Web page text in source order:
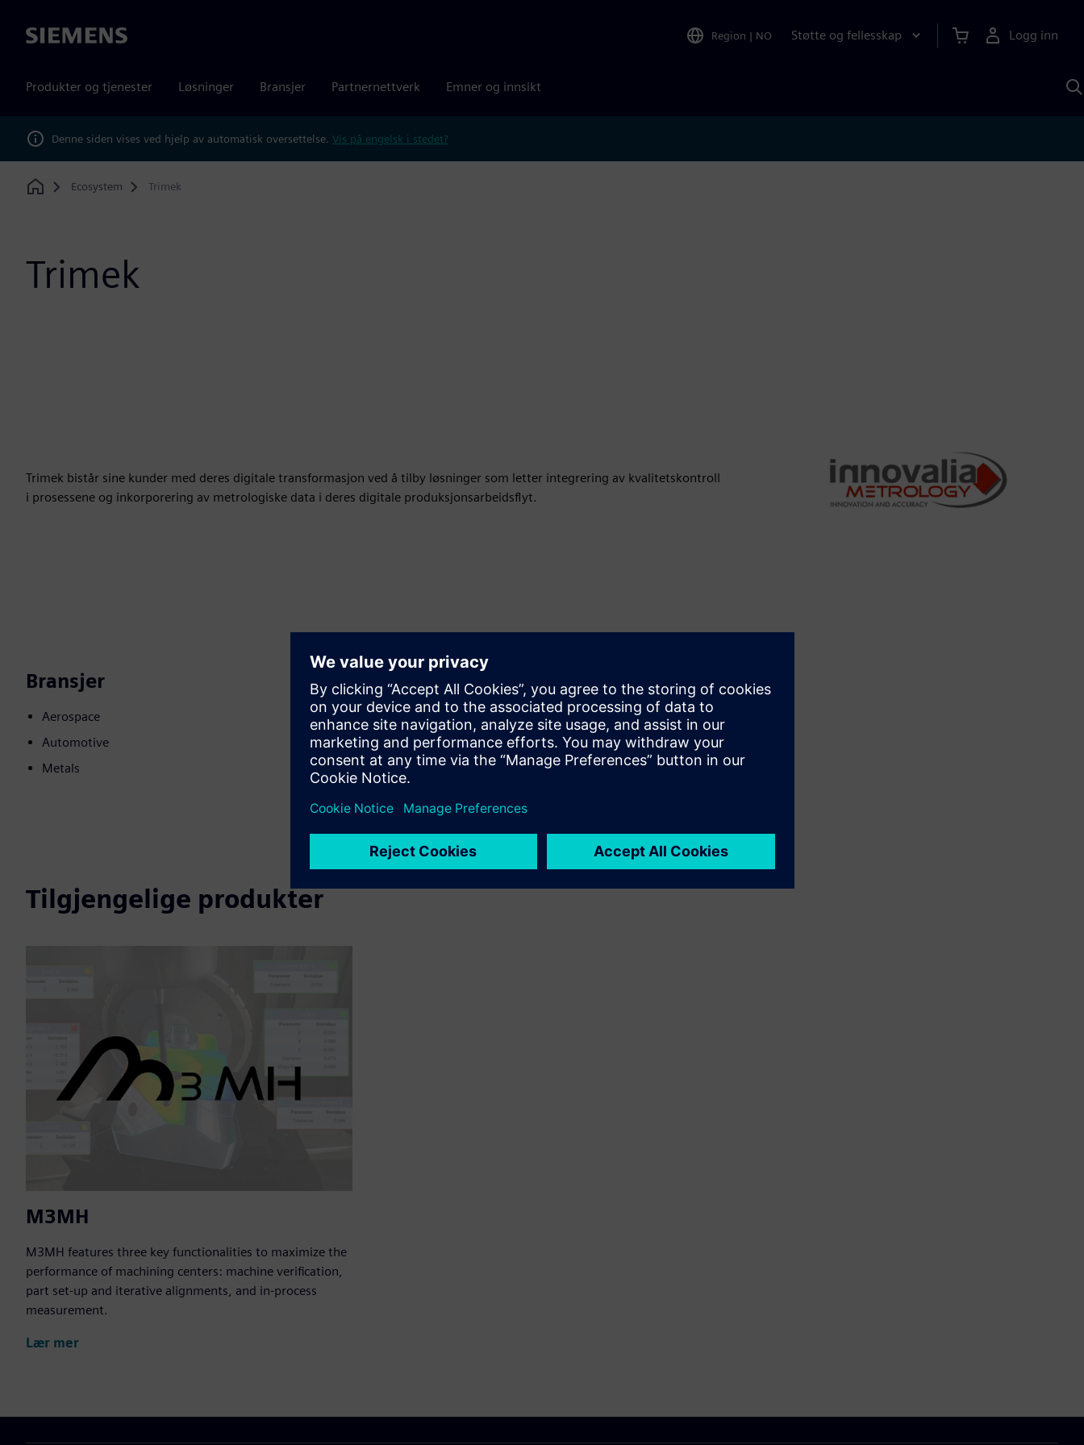
Siemens Region | NO Støtte og fellesskap Logg inn
Produkter og tjenester Løsninger Bransjer Partnernettverk Emner og innsikt
Denne siden vises ved hjelp av automatisk oversettelse. Vis på engelsk i stedet?
Home
Ecosystem Trimek
Trimek
Trimek bistår sine kunder med deres digitale transformasjon ved å tilby løsninger som letter integrering av kvalitetskontroll
i prosessene og inkorporering av metrologiske data i deres digitale produksjonsarbeidsflyt.
Bransjer
Aerospace
Automotive
Metals
Bevegelse
Build
Utvider eller bygger på et Siemens Xcelerator-produkt/-
løsning ved å lage et nytt produkt, eller skaper en ny
kundeløsning via integrering av Siemens Xcelerator-
Tilgjengelige produkter
M3MH
M3MH features three key functionalities to maximize the
performance of machining centers: machine verification,
part set-up and iterative alignments, and in-process
measurement.
Lær mer